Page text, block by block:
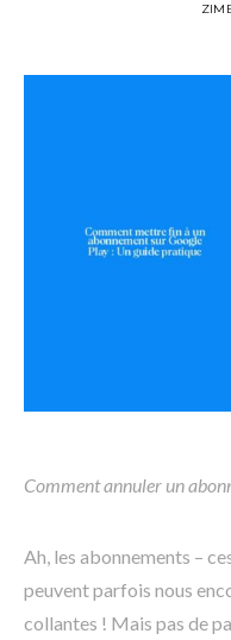
Comment annuler un
Ah, les abonnements –
peuvent parfois nous
collantes ! Mais pas de